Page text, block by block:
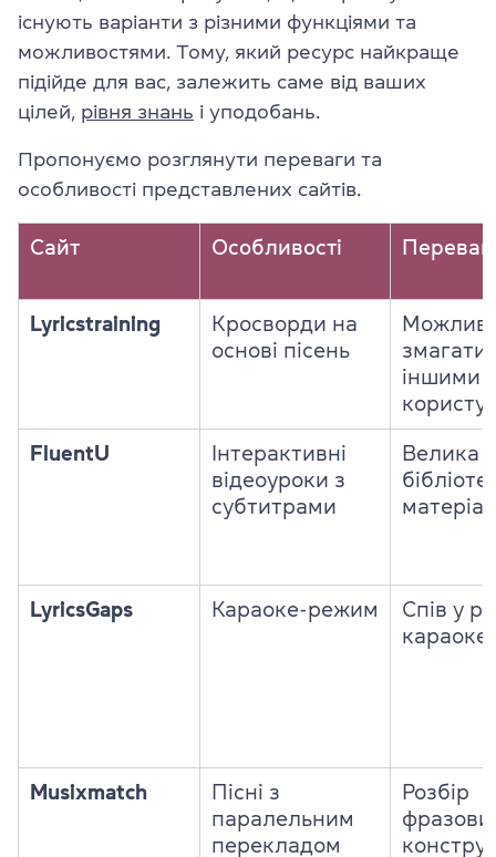
існують варіанти з різними функціями та
можливостями. Тому, який ресурс найкраще
підійде для вас, залежить саме від ваших
цілей, рівня знань і уподобань.
Пропонуємо розглянути переваги та
особливості представлених сайтів.
Сайт Особливості
Lyricstraining
Кросворди на
основі пісень
іншими
FluentU
Інтерактивні
відеоуроки з
субтитрами
Велика
LyricsGaps Караоке-режим
Спів у
караоке
Musixmatch
Пісні з
паралельним
перекладом
Розбір